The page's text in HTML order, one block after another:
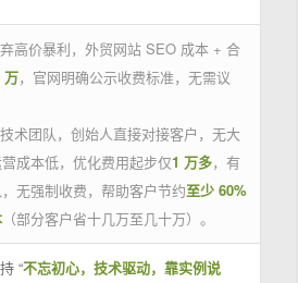
高价暴利，外贸网站 SEO 成本 + 合
万，官网明确公示收费标准，无需议
术团队，创始人直接对接客户，无大
成本低，优化费用起步仅1 万多，有
无强制收费，帮助客户节约至少 60%
（部分客户省十几万至几十万）。
“不忘初心，技术驱动，靠实例说